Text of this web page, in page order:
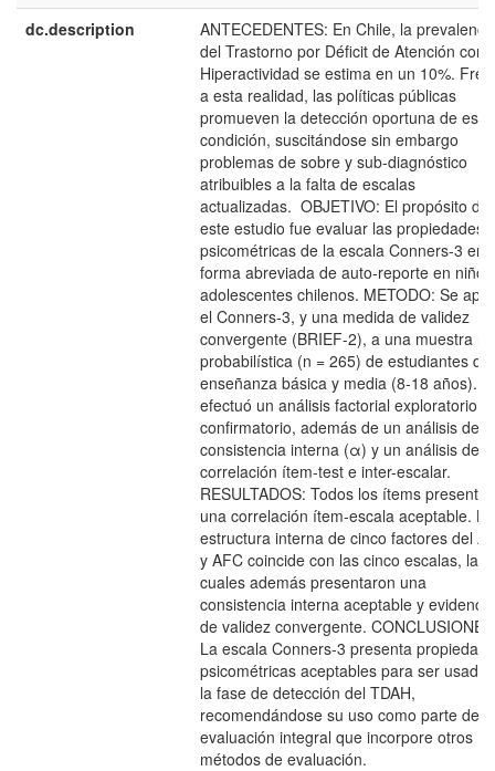
dc.description
ANTECEDENTES: En Chile, la
del Trastorno por Déficit de Atención con
Hiperactividad se estima en un 10%.
a esta realidad, las políticas públicas
promueven la detección oportuna de esta
condición, suscitándose sin embargo
problemas de sobre y sub-diagnóstico
atribuibles a la falta de escalas
actualizadas. OBJETIVO: El propósito de
este estudio fue evaluar las propiedades
psicométricas de la escala Conners-3 en
forma abreviada de auto-reporte en
adolescentes chilenos. METODO: Se
el Conners-3, y una medida de validez
convergente (BRIEF-2), a una muestra no
probabilística (n = 265) de estudiantes de
enseñanza básica y media (8-18 años).
efectuó un análisis factorial exploratorio y
confirmatorio, además de un análisis de
consistencia interna (α) y un análisis de la
correlación ítem-test e inter-escalar.
RESULTADOS: Todos los ítems
una correlación ítem-escala aceptable. La
estructura interna de cinco factores del
y AFC coincide con las cinco escalas, las
cuales además presentaron una
consistencia interna aceptable y evidencia
de validez convergente.
La escala Conners-3 presenta
psicométricas aceptables para ser usada
la fase de detección del TDAH,
recomendándose su uso como parte de
evaluación integral que incorpore otros
métodos de evaluación.